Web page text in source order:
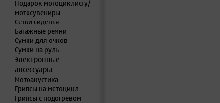
Подарок мотоциклисту/
мотосувениры
Сетки сиденья
Багажные ремни
Сумки для очков
Сумки на руль
Электронные
аксессуары
Мотоакустика
Грипсы на мотоцикл
Грипсы с подогревом